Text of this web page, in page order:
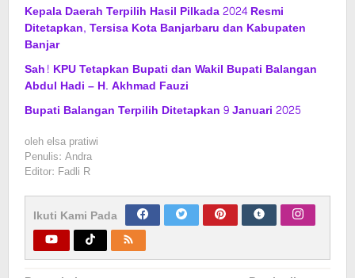
Kepala Daerah Terpilih Hasil Pilkada 2024 Resmi
Ditetapkan, Tersisa Kota Banjarbaru dan Kabupaten
Banjar
Sah! KPU Tetapkan Bupati dan Wakil Bupati Balangan
Abdul Hadi – H. Akhmad Fauzi
Bupati Balangan Terpilih Ditetapkan 9 Januari 2025
olehelsa pratiwi
Penulis: Andra
Editor: Fadli R
Ikuti Kami Pada